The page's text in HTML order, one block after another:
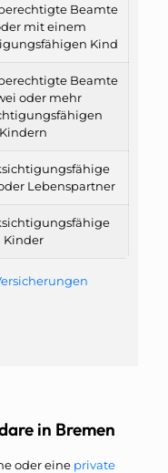
Beamte
mit einem
Kind
Beamte
oder mehr
Kindern
Lebenspartner
Kinder
in Bremen
oder eine private